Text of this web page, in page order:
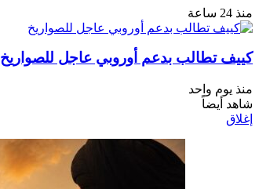
منذ 24 ساعة
كييف تطالب بدعم أوروبي عاجل للصواريخ
منذ يوم واحد
شاهد أيضاً
إغلاق